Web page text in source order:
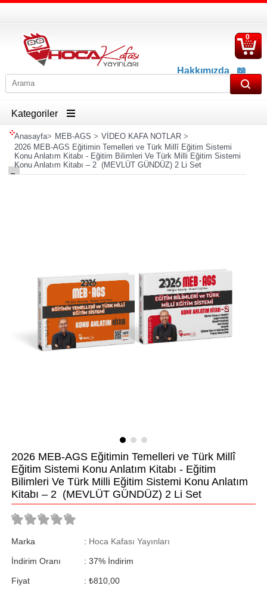
Hakkımızda
📖
İletişim
0
Kategoriler
Anasayfa> MEB-AGS > VİDEO KAFA NOTLAR>
2026 MEB-AGS Eğitimin Temelleri ve Türk Millî Eğitim Sistemi
Konu Anlatım Kitabı - Eğitim Bilimleri Ve Türk Milli Eğitim Sistemi
Konu Anlatım Kitabı – 2 (MEVLÜT GÜNDÜZ) 2 Li Set
2026 MEB-AGS Eğitimin Temelleri ve Türk Millî
Eğitim Sistemi Konu Anlatım Kitabı - Eğitim
Bilimleri Ve Türk Milli Eğitim Sistemi Konu Anlatım
Kitabı – 2 (MEVLÜT GÜNDÜZ) 2 Li Set
Marka : Hoca Kafası Yayınları
İndirim Oranı : %
37 İndirim
Fiyat : ₺810,00